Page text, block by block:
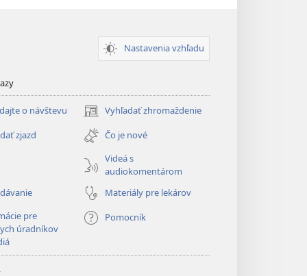
Nastavenia vzhľadu
o návštevu Vyhľadať zhromaždenie
(otvorí
nové
okno)
zjazd
Čo je nové
Videá s
audiokomentárom
Materiály pre lekárov
pre
úradníkov
Pomocník